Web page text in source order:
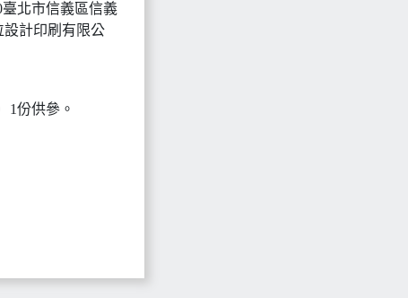
北市信義區信義
設計印刷有限公
1份供參。